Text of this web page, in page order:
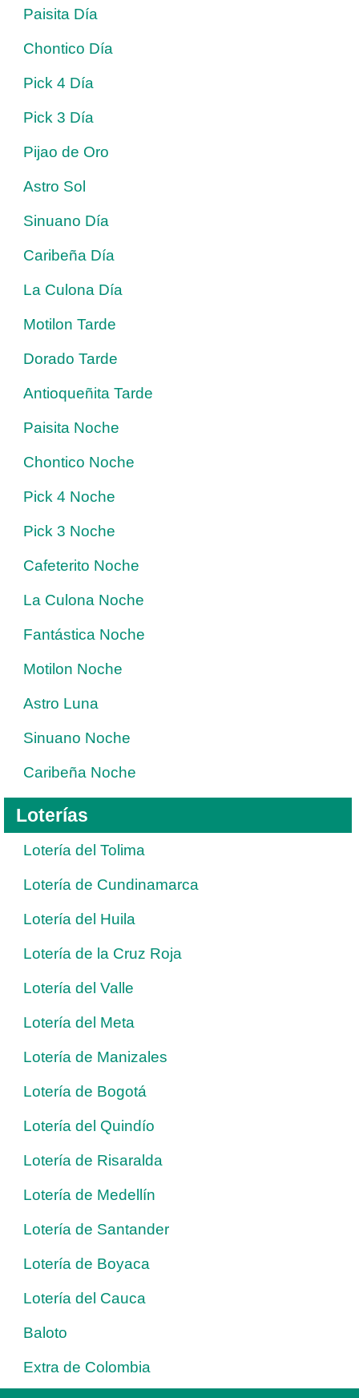
Paisita Día
Chontico Día
Pick 4 Día
Pick 3 Día
Pijao de Oro
Astro Sol
Sinuano Día
Caribeña Día
La Culona Día
Motilon Tarde
Dorado Tarde
Antioqueñita Tarde
Paisita Noche
Chontico Noche
Pick 4 Noche
Pick 3 Noche
Cafeterito Noche
La Culona Noche
Fantástica Noche
Motilon Noche
Astro Luna
Sinuano Noche
Caribeña Noche
Loterías
Lotería del Tolima
Lotería de Cundinamarca
Lotería del Huila
Lotería de la Cruz Roja
Lotería del Valle
Lotería del Meta
Lotería de Manizales
Lotería de Bogotá
Lotería del Quindío
Lotería de Risaralda
Lotería de Medellín
Lotería de Santander
Lotería de Boyaca
Lotería del Cauca
Baloto
Extra de Colombia